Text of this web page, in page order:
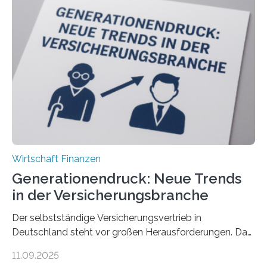
Wirtschaft Finanzen
Generationendruck: Neue Trends
in der Versicherungsbranche
Der selbstständige Versicherungsvertrieb in
Deutschland steht vor großen Herausforderungen. Das
Dr. Matthias Beenken und Prof. Dr. Lukas Linnenbrink
11.09.2025